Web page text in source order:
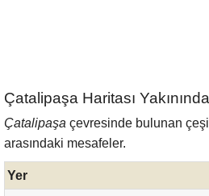
Çatalipaşa Haritası
Çatalipaşa çevresinde bulunan
arasındaki mesafeler.
Yer